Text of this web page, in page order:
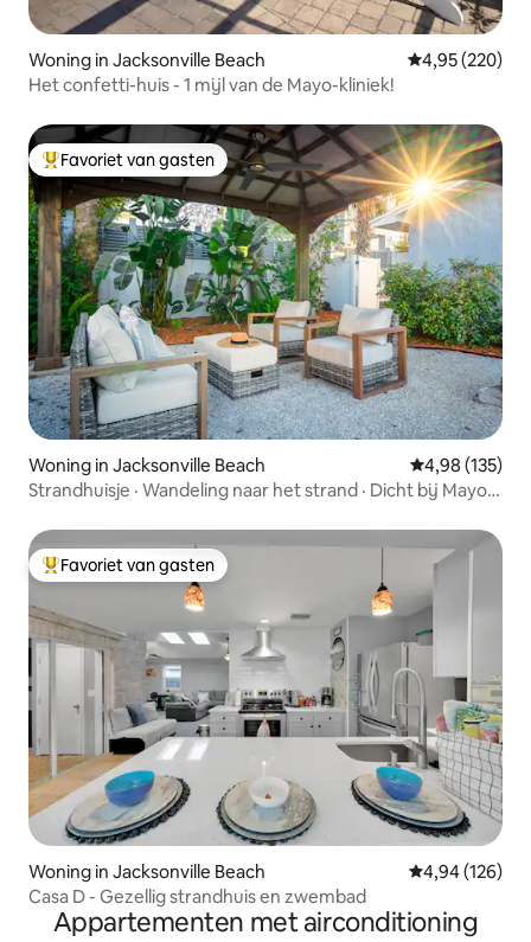
Woning in Jacksonville Beach Gemiddelde
4,95 (220)
Het confetti-huis - 1 mijl van de Mayo-kliniek!
Topfavoriet van gasten
Favoriet van gasten
Woning in Jacksonville Beach Gemiddelde
4,98 (135)
Strandhuisje · Wandeling naar het strand · Dicht bij Mayo
Topfavoriet van gasten
Favoriet van gasten
Woning in Jacksonville Beach Gemiddelde
4,94 (126)
Casa D - Gezellig strandhuis en zwembad
Appartementen met airconditioning